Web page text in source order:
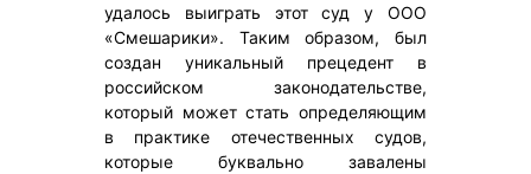
удалось выиграть этот суд у ООО
«Смешарики». Таким образом, был
создан уникальный прецедент в
российском законодательстве,
который может стать определяющим
в практике отечественных судов,
которые буквально завалены